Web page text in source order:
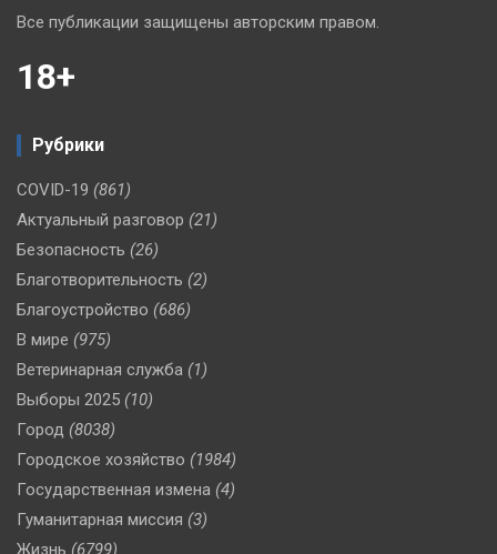
Все публикации защищены авторским правом.
18+
Рубрики
COVID-19 (861)
Актуальный разговор (21)
Безопасность (26)
Благотворительность (2)
Благоустройство (686)
В мире (975)
Ветеринарная служба (1)
Выборы 2025 (10)
Город (8038)
Городское хозяйство (1984)
Государственная измена (4)
Гуманитарная миссия (3)
Жизнь (6799)